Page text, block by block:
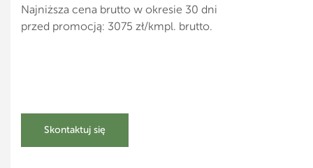
Najniższa cena brutto w okresie 30 dni
przed promocją: 3075 zł/kmpl. brutto.
Skontaktuj się